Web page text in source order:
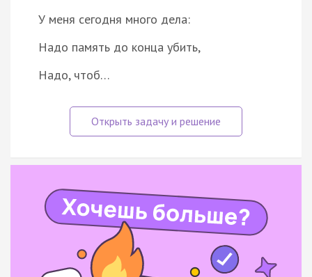
У меня сегодня много дела:
Надо память до конца убить,
Надо, чтоб…